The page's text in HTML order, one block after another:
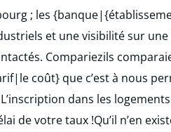
; les
et une visibilité sur
Compariezils
coût} que c’est à nous
dans les
de votre taux !Qu’il n’en